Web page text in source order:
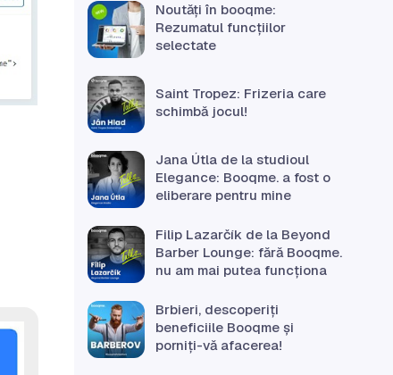
Noutăți în booqme:
Rezumatul funcțiilor
selectate
Saint Tropez: Frizeria care
schimbă jocul!
Jana Útla de la studioul
Elegance: Booqme. a fost o
eliberare pentru mine
Filip Lazarčík de la Beyond
Barber Lounge: fără Booqme.
nu am mai putea funcționa
Brbieri, descoperiți
beneficiile Booqme și
porniți-vă afacerea!